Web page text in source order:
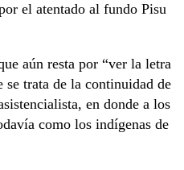
el atentado al fundo Pisu
aún resta por “ver la letra
se trata de la continuidad de
en donde a los
como los indígenas de